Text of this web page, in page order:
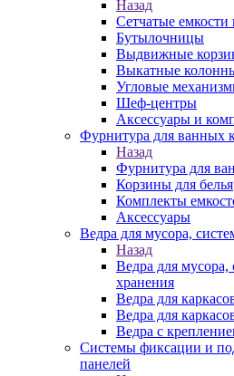
Назад
Сетчатые
Бутылочницы
Выдвижные
Выкатные
Угловые
Шеф-центры
Аксессуары и
Фурнитура для ванных
Назад
Фурнитура для
Корзины для белья
Комплекты
Аксессуары
Ведра для мусора,
Назад
Ведра для
хранения
Ведра для
Ведра для
Ведра с
Системы фиксации и
панелей